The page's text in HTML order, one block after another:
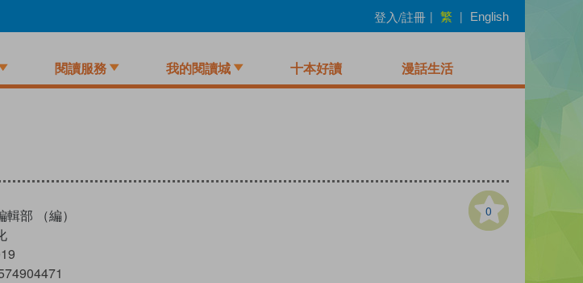
登入/註冊 | 繁 | English
閱讀服務 我的閱讀城 十本好讀 漫話生活
0
部 （編）